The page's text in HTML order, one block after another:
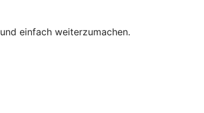
einfach weiterzumachen.